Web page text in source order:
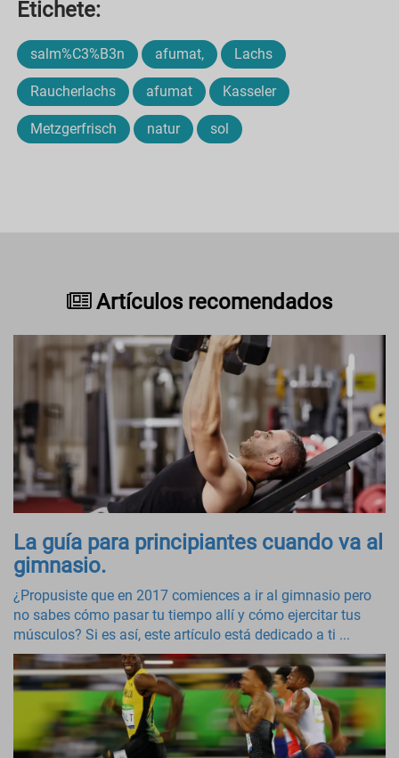
Etichete:
salm%C3%B3n afumat, Lachs
Raucherlachs afumat Kasseler
Metzgerfrisch natur sol
Artículos recomendados
La guía para principiantes cuando va al
gimnasio.
¿Propusiste que en 2017 comiences a ir al gimnasio pero
no sabes cómo pasar tu tiempo allí y cómo ejercitar tus
músculos? Si es así, este artículo está dedicado a ti ...